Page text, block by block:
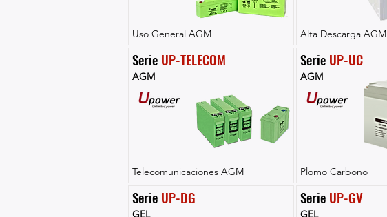
Uso General AGM
Serie UP-TELECOM
AGM
Telecomunicaciones AGM
Serie UP-DG
GEL
Alta Descarga AGM
Serie UP-UC
AGM
Plomo Carbono
Serie UP-GV
GEL